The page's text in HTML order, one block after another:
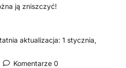
ją zniszczyć!
aktualizacja: 1 stycznia,
Komentarze 0